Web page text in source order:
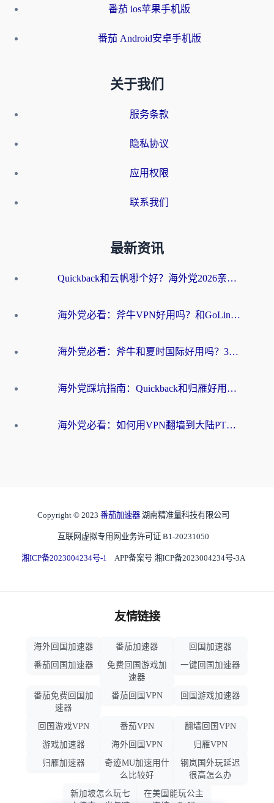
番茄 ios苹果手机版
番茄 Android安卓手机版
关于我们
服务条款
隐私协议
应用权限
联系我们
最新资讯
Quickback和云帆哪个好？海外党2026亲测指南：选对加速器大陆工具，无缝刷国内剧玩国服
海外党必看：斧牛VPN好用吗？和GoLinkVPN对比哪个回国效果更好？
海外党必看：斧牛和夏时国际好用吗？3步选对回国加速器，无缝刷国内资源
海外党踩坑指南：Quickback和归雁好用吗？选对加速器才能无缝刷国内资源
海外党必看：如何用VPN翻墙到大陆PTT？一篇解决你所有回国加速痛点
Copyright © 2023 番茄加速器 湖南精准量科技有限公司
互联网虚拟专用网业务许可证 B1-20231050
湘ICP备2023004234号-1 APP备案号 湘ICP备2023004234号-3A
友情链接
海外回国加速器 番茄加速器
回国加速器
番茄回国加速器
免费回国游戏加
速器
一键回国加速器
番茄免费回国加
速器
番茄回国VPN 回国游戏加速器
回国游戏VPN 番茄VPN
翻墙回国VPN
游戏加速器
海外回国VPN
归雁VPN
归雁加速器
奇迹MU加速用什
么比较好
钢岚国外玩延迟
很高怎么办
新加坡怎么玩七
在美国能玩公主